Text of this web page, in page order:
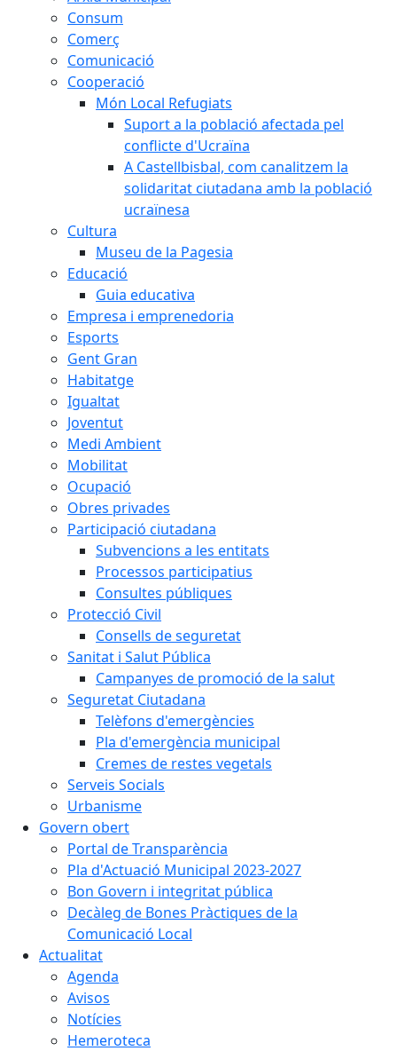
Consum
Comerç
Comunicació
Cooperació
Món Local Refugiats
Suport a la població afectada pel
conflicte d'Ucraïna
A Castellbisbal, com canalitzem la
solidaritat ciutadana amb la població
ucraïnesa
Cultura
Museu de la Pagesia
Educació
Guia educativa
Empresa i emprenedoria
Esports
Gent Gran
Habitatge
Igualtat
Joventut
Medi Ambient
Mobilitat
Ocupació
Obres privades
Participació ciutadana
Subvencions a les entitats
Processos participatius
Consultes públiques
Protecció Civil
Consells de seguretat
Sanitat i Salut Pública
Campanyes de promoció de la salut
Seguretat Ciutadana
Telèfons d'emergències
Pla d'emergència municipal
Cremes de restes vegetals
Serveis Socials
Urbanisme
Govern obert
Portal de Transparència
Pla d'Actuació Municipal 2023-2027
Bon Govern i integritat pública
Decàleg de Bones Pràctiques de la
Comunicació Local
Actualitat
Agenda
Avisos
Notícies
Hemeroteca